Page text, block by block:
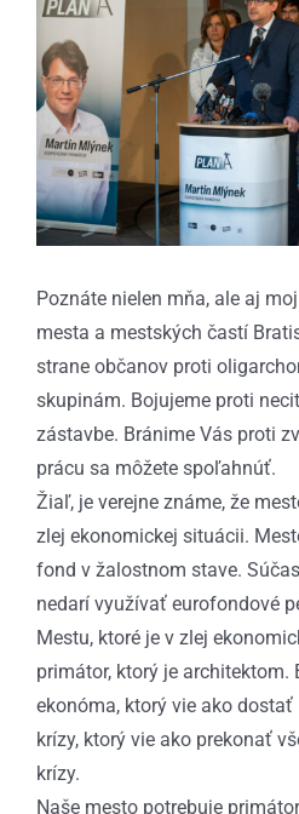
obrázok
Poznáte nielen mňa, ale aj
mesta a mestských častí
strane občanov proti
skupinám. Bojujeme proti
zástavbe. Bránime Vás proti
prácu sa môžete spoľahnúť.
Žiaľ, je verejne známe, že
zlej ekonomickej situácii.
fond v žalostnom stave.
nedarí využívať eurofondové
Mestu, ktoré je v zlej
primátor, ktorý je architektom.
ekonóma, ktorý vie ako
krízy, ktorý vie ako prekonať
krízy.
Naše mesto potrebuje